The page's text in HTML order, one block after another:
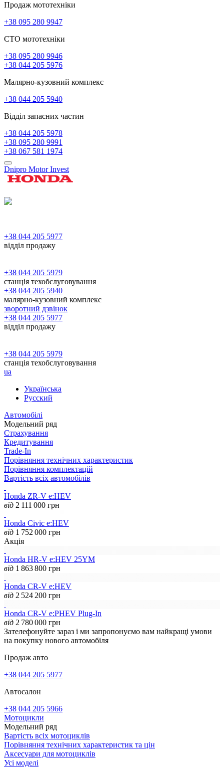
Продаж мототехніки
+38 095 280 9947
СТО мототехніки
+38 095 280 9946
+38 044 205 5976
Малярно-кузовний комплекс
+38 044 205 5940
Відділ запасних частин
+38 044 205 5978
+38 095 280 9991
+38 067 581 1974
Dnipro Motor Invest
+38 044 205 5977
відділ продажу
+38 044 205 5979
станція техобслуговування
+38 044 205 5940
малярно-кузовний комплекс
зворотний дзвінок
+38 044 205 5977
відділ продажу
+38 044 205 5979
станція техобслуговування
ua
Українська
Русский
Автомобілі
Модельний ряд
Страхування
Кредитування
Trade-In
Порівняння технічних характеристик
Порівняння комплектацій
Вартість всіх автомобілів
Honda ZR-V e:HEV
від 2 111 000 грн
Honda Civic e:HEV
від 1 752 000 грн
Акція
Honda HR-V e:HEV 25YM
від 1 863 800 грн
Honda CR-V e:HEV
від 2 524 200 грн
Honda CR-V e:PHEV Plug-In
від 2 780 000 грн
Зателефонуйте зараз і ми запропонуємо вам найкращі умови
на покупку нового автомобіля
Продаж авто
+38 044 205 5977
Автосалон
+38 044 205 5966
Мотоцикли
Модельний ряд
Вартість всіх мотоциклів
Порівняння технічних характеристик та цін
Аксесуари для мотоциклів
Усі моделі